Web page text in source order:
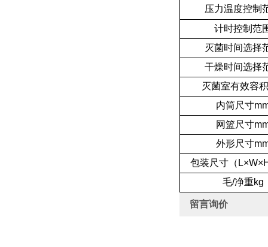
压力温度控制
计时控制范
灭菌时间选择
干燥时间选择
灭菌室有效容
内筒尺寸
网篮尺寸
外形尺寸
包装尺寸（
毛/净重kg
留言询价